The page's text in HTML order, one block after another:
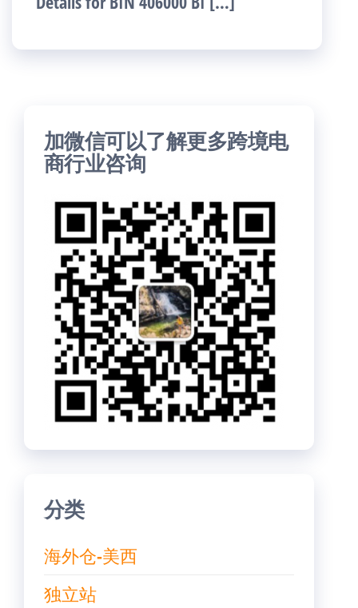
加微信可以了解更多跨境电
商行业咨询
分类
海外仓-美西
独立站